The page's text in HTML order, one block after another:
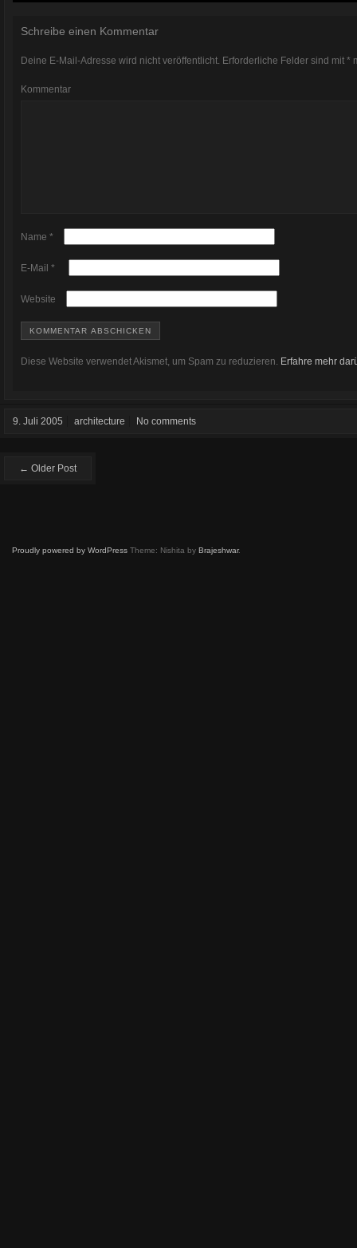
Schreibe einen Kommentar
Deine E-Mail-Adresse wird nicht veröffentlicht. Erforderliche Felder sind mit *
Kommentar
Name *
E-Mail *
Website
Diese Website verwendet Akismet, um Spam zu reduzieren. Erfahre mehr
9. Juli 2005 architecture No comments
← Older Post
Proudly powered by WordPress Theme: Nishita by Brajeshwar.